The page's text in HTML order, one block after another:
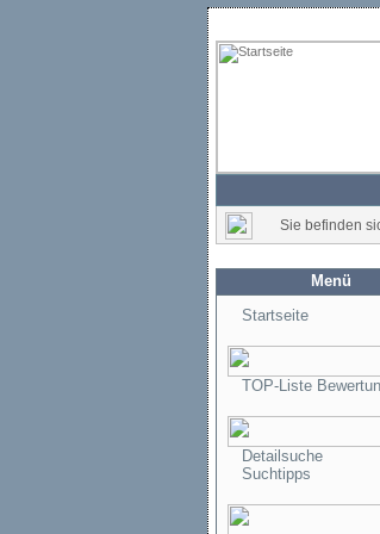
Sie befinden
Menü
Startseite
TOP-Liste
Detailsuche
Suchtipps